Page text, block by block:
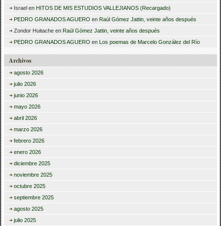
Israel en HITOS DE MIS ESTUDIOS VALLEJIANOS (Recargado)
PEDRO GRANADOS AGUERO en Raúl Gómez Jattin, veinte años después
Zondor Huitache en Raúl Gómez Jattin, veinte años después
PEDRO GRANADOS AGUERO en Los poemas de Marcelo González del Río
Archivos
agosto 2026
julio 2026
junio 2026
mayo 2026
abril 2026
marzo 2026
febrero 2026
enero 2026
diciembre 2025
noviembre 2025
octubre 2025
septiembre 2025
agosto 2025
julio 2025